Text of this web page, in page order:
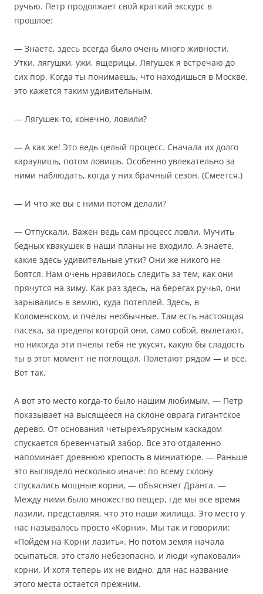
ручью. Петр продолжает свой краткий экскурс в
прошлое:
— Знаете, здесь всегда было очень много живности.
Утки, лягушки, ужи, ящерицы. Лягушек я встречаю до
сих пор. Когда ты понимаешь, что находишься в Москве,
это кажется таким удивительным.
— Лягушек-то, конечно, ловили?
— А как же! Это ведь целый процесс. Сначала их долго
караулишь, потом ловишь. Особенно увлекательно за
ними наблюдать, когда у них брачный сезон. (Смеется.)
— И что же вы с ними потом делали?
— Отпускали. Важен ведь сам процесс ловли. Мучить
бедных квакушек в наши планы не входило. А знаете,
какие здесь удивительные утки? Они же никого не
боятся. Нам очень нравилось следить за тем, как они
прячутся на зиму. Как раз здесь, на берегах ручья, они
зарывались в землю, куда потеплей. Здесь, в
Коломенском, и пчелы необычные. Там есть настоящая
пасека, за пределы которой они, само собой, вылетают,
но никогда эти пчелы тебя не укусят, какую бы сладость
ты в этот момент не поглощал. Полетают рядом — и все.
Вот так.
А вот это место когда-то было нашим любимым, — Петр
показывает на высящееся на склоне оврага гигантское
дерево. От основания четырехъярусным каскадом
спускается бревенчатый забор. Все это отдаленно
напоминает древнюю крепость в миниатюре. — Раньше
это выглядело несколько иначе: по всему склону
спускались мощные корни, — объясняет Дранга. —
Между ними было множество пещер, где мы все время
лазили, представляя, что это наши жилища. Это место у
нас называлось просто «Корни». Мы так и говорили:
«Пойдем на Корни лазить». Но потом земля начала
осыпаться, это стало небезопасно, и люди «упаковали»
корни. И хотя теперь их не видно, для нас название
этого места остается прежним.